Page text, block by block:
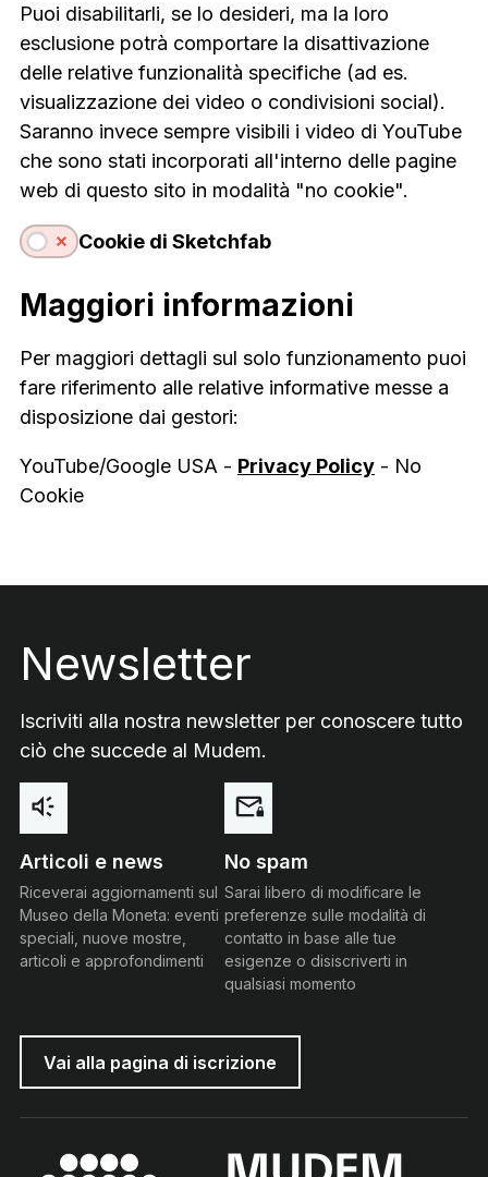
Puoi disabilitarli, se lo desideri, ma la loro
esclusione potrà comportare la disattivazione
delle relative funzionalità specifiche (ad es.
visualizzazione dei video o condivisioni social).
Saranno invece sempre visibili i video di YouTube
che sono stati incorporati all'interno delle pagine
web di questo sito in modalità "no cookie".
Cookie di Sketchfab
Maggiori informazioni
Per maggiori dettagli sul solo funzionamento puoi
fare riferimento alle relative informative messe a
disposizione dai gestori:
YouTube/Google USA - Privacy Policy - No
Cookie
Newsletter
Iscriviti alla nostra newsletter per conoscere tutto
ciò che succede al Mudem.
Articoli e news
Riceverai aggiornamenti sul
Museo della Moneta: eventi
speciali, nuove mostre,
articoli e approfondimenti
No spam
Sarai libero di modificare le
preferenze sulle modalità di
contatto in base alle tue
esigenze o disiscriverti in
qualsiasi momento
Vai alla pagina di iscrizione
MUDEM - Museo della Moneta